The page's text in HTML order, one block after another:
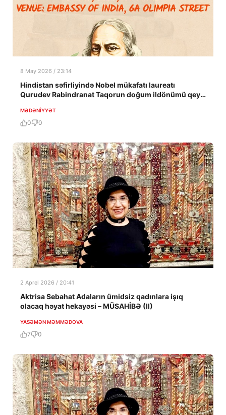
8 May 2026 / 23:14
Hindistan səfirliyində Nobel mükafatı laureatı
Qurudev Rabindranat Taqorun doğum ildönümü qeyd
MƏDƏNIYYƏT
0 0
2 Aprel 2026 / 20:41
Aktrisa Sebahat Adaların ümidsiz qadınlara işıq
olacaq həyat hekayəsi – MÜSAHİBƏ (II)
YASƏMƏN MƏMMƏDOVA
7 0